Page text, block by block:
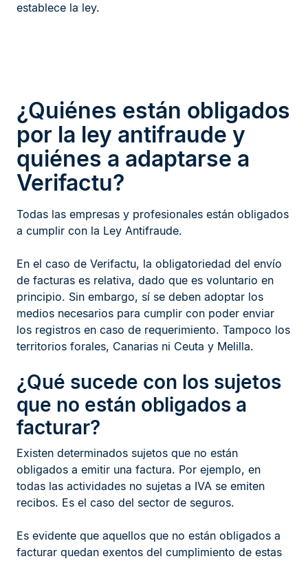
establece la ley.
¿Quiénes están obligados
por la ley antifraude y
quiénes a adaptarse a
Verifactu?
Todas las empresas y profesionales están obligados
a cumplir con la Ley Antifraude.
En el caso de Verifactu, la obligatoriedad del envío
de facturas es relativa, dado que es voluntario en
principio. Sin embargo, sí se deben adoptar los
medios necesarios para cumplir con poder enviar
los registros en caso de requerimiento. Tampoco los
territorios forales, Canarias ni Ceuta y Melilla.
¿Qué sucede con los sujetos
que no están obligados a
facturar?
Existen determinados sujetos que no están
obligados a emitir una factura. Por ejemplo, en
todas las actividades no sujetas a IVA se emiten
recibos. Es el caso del sector de seguros.
Es evidente que aquellos que no están obligados a
facturar quedan exentos del cumplimiento de estas